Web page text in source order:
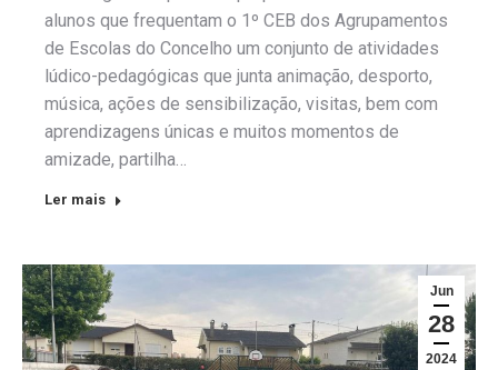
alunos que frequentam o 1º CEB dos Agrupamentos
de Escolas do Concelho um conjunto de atividades
lúdico-pedagógicas que junta animação, desporto,
música, ações de sensibilização, visitas, bem com
aprendizagens únicas e muitos momentos de
amizade, partilha…
Ler mais
Jun
28
2024